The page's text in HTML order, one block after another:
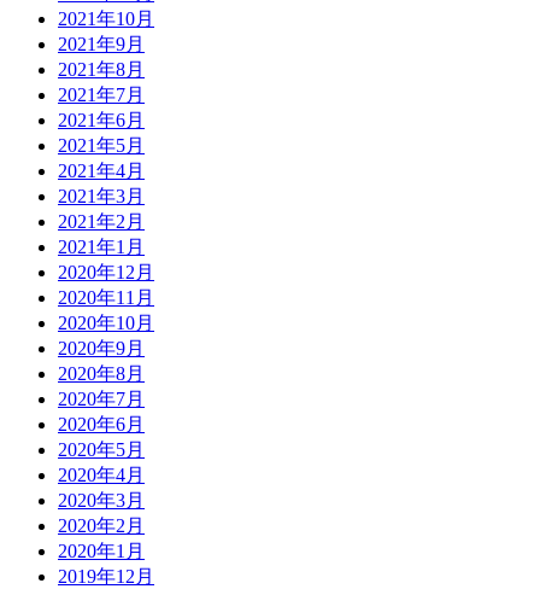
2021年10月
2021年9月
2021年8月
2021年7月
2021年6月
2021年5月
2021年4月
2021年3月
2021年2月
2021年1月
2020年12月
2020年11月
2020年10月
2020年9月
2020年8月
2020年7月
2020年6月
2020年5月
2020年4月
2020年3月
2020年2月
2020年1月
2019年12月